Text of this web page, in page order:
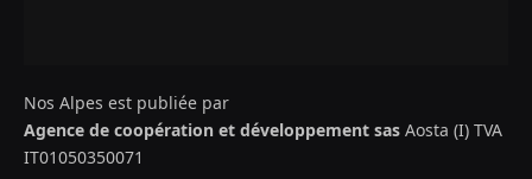
Nos Alpes est publiée par
Agence de coopération et développement sas Aosta (I) TVA
IT01050350071